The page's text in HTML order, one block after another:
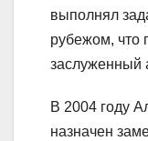
выполнял
рубежом, что
заслуженный
В 2004 году
назначен